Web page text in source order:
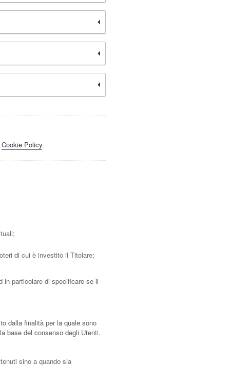
Cookie Policy.
di cui è investito il Titolare;
in particolare di specificare se il
dalla finalità per la quale sono
base del consenso degli Utenti.
sino a quando sia